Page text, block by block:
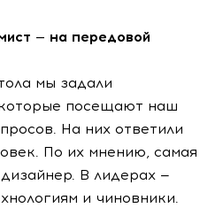
— на передовой
мы задали
посещают наш
На них ответили
По их мнению, самая
В лидерах —
и чиновники.